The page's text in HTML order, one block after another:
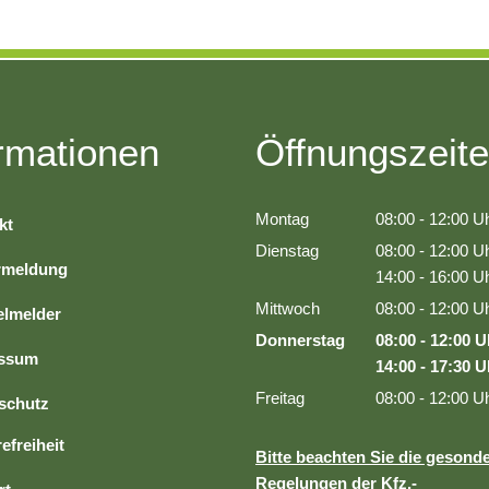
Montag 08:00 - 12:00
Von 08:00 bis
Dienstag 08:00 - 12:00
Von 08:00 bis
14:00 - 16:00
Von 14:00 bis
Mittwoch 08:00 - 12:00
Von 08:00 bis
Donnerstag 08:00 - 12:00
Von 08:00 bis
14:00 - 17:30
Von 14:00 bis
Freitag 08:00 - 12:00
Bitte beachten Sie die
Regelungen der Kfz.-